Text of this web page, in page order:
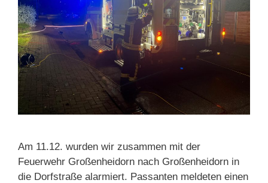
Am 11.12. wurden wir zusammen mit der
Feuerwehr Großenheidorn nach Großenheidorn in
die Dorfstraße alarmiert. Passanten meldeten einen